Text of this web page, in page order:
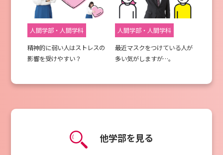
人間学部・人間学科
精神的に弱い人はストレスの
影響を受けやすい？
人間学部・人間学科
最近マスクをつけている人が
多い気がしますが…。
他学部を見る